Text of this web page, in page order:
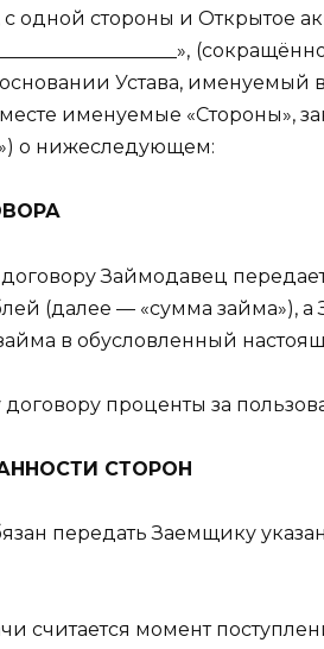
с одной стороны и Открытое
Устава, именуемый
именуемые «Стороны»,
о нижеследующем:
Займодавец
(далее — «сумма займа»),
в обусловленный
договору проценты за
СТОРОН
передать Заемщику
считается момент